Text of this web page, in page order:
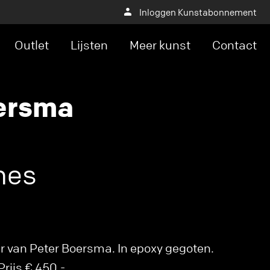
Inloggen Kunstabonnement
Outlet Lijsten Meer kunst Contact
van Peter Boersma. In epoxy gegoten.